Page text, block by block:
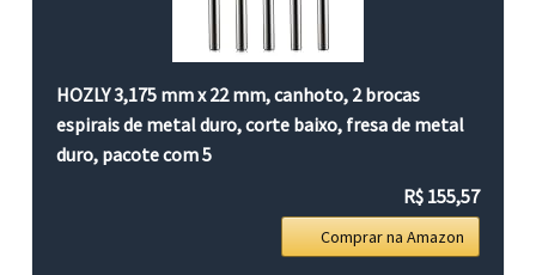
HOZLY 3,175 mm x 22 mm, canhoto, 2 brocas
espirais de metal duro, corte baixo, fresa de metal
duro, pacote com 5
R$ 155,57
Comprar na Amazon